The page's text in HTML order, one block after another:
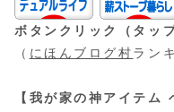
ボタンクリック（タッ
（ にほんブログ村ラン
【我が家の神アイテム